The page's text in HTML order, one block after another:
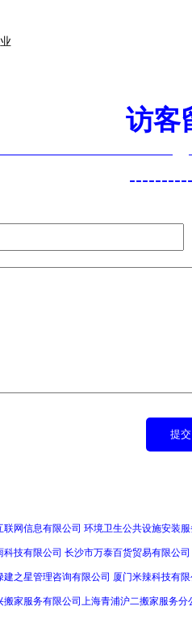
访客
联网信息有限公司 环境卫生公共设施安装
科技有限公司 长沙市万泰百货贸易有限公司
建之星管理咨询有限公司 厦门米辣科技有限
搬家服务有限公司上海青浦沪二搬家服务分